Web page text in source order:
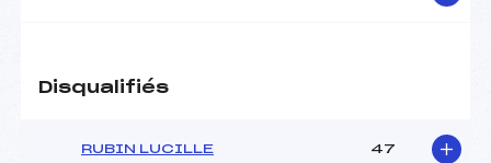
Disqualifiés
RUBIN LUCILLE 47